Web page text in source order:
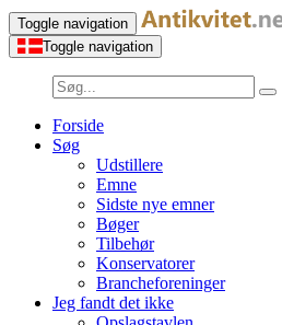
Toggle navigation
Toggle navigation
Forside
Søg
Udstillere
Emne
Sidste nye emner
Bøger
Tilbehør
Konservatorer
Brancheforeninger
Jeg fandt det ikke